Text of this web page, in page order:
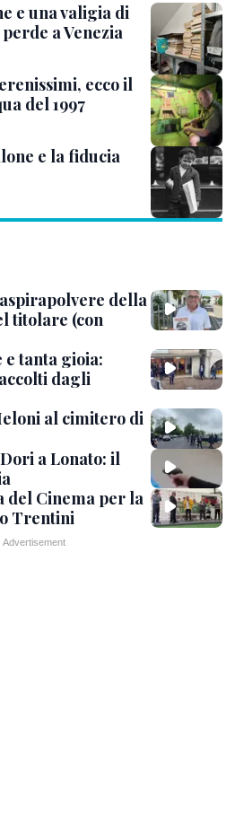
e una valigia di
perde a Venezia
ecco il
del 1997
e la fiducia
della
titolare (con
tanta gioia:
dagli
al cimitero di
a Lonato: il
del Cinema per la
Trentini